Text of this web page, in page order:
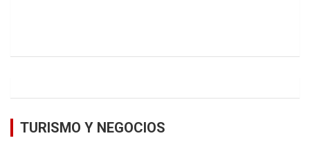
TURISMO Y NEGOCIOS